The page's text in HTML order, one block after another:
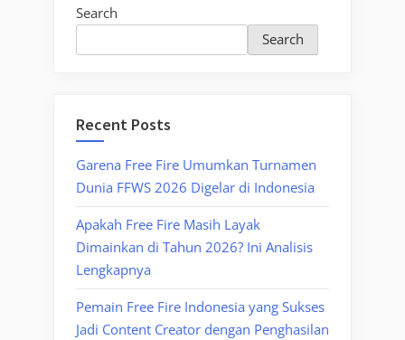
Search
Search
Recent Posts
Garena Free Fire Umumkan Turnamen
Dunia FFWS 2026 Digelar di Indonesia
Apakah Free Fire Masih Layak
Dimainkan di Tahun 2026? Ini Analisis
Lengkapnya
Pemain Free Fire Indonesia yang Sukses
Jadi Content Creator dengan Penghasilan